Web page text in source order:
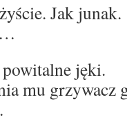
Jak junak.
powitalne jęki.
mu grzywacz